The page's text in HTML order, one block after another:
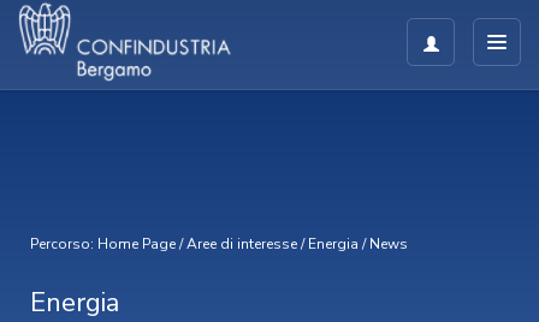
Percorso: Home Page/Aree di interesse/Energia /News
Energia